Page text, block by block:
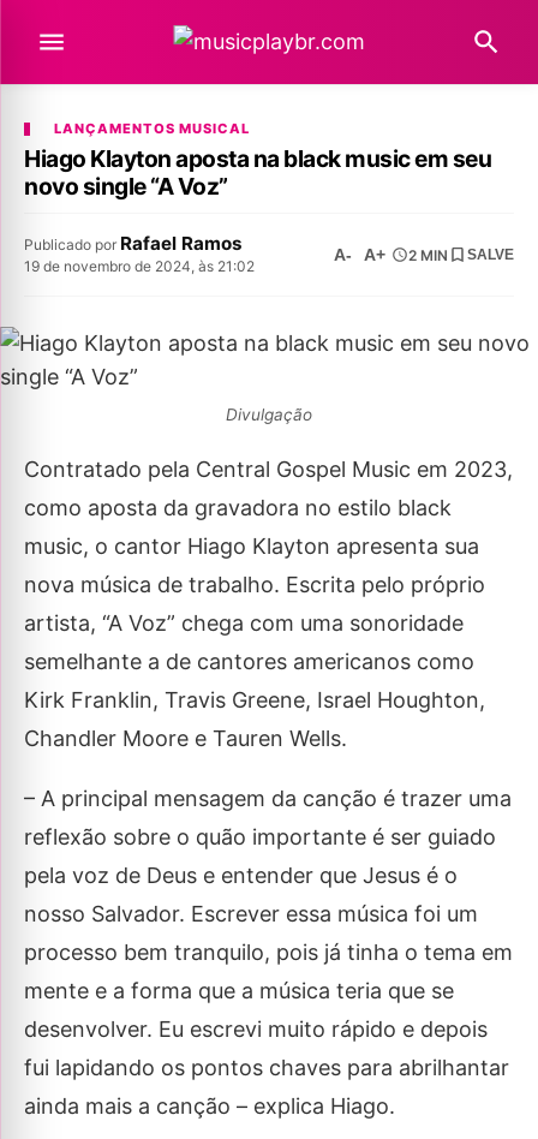
LANÇAMENTOS MUSICAL
Hiago Klayton aposta na black music em seu
novo single “A Voz”
Publicado por Rafael Ramos
19 de novembro de 2024, às 21:02
A- A+ 2 MIN SALVE
Divulgação
Contratado pela Central Gospel Music em 2023,
como aposta da gravadora no estilo black
music, o cantor Hiago Klayton apresenta sua
nova música de trabalho. Escrita pelo próprio
artista, “A Voz” chega com uma sonoridade
semelhante a de cantores americanos como
Kirk Franklin, Travis Greene, Israel Houghton,
Chandler Moore e Tauren Wells.
– A principal mensagem da canção é trazer uma
reflexão sobre o quão importante é ser guiado
pela voz de Deus e entender que Jesus é o
nosso Salvador. Escrever essa música foi um
processo bem tranquilo, pois já tinha o tema em
mente e a forma que a música teria que se
desenvolver. Eu escrevi muito rápido e depois
fui lapidando os pontos chaves para abrilhantar
ainda mais a canção – explica Hiago.